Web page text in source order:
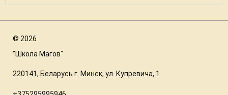
© 2026
"Школа Магов"
220141, Беларусь г. Минск, ул. Купревича, 1